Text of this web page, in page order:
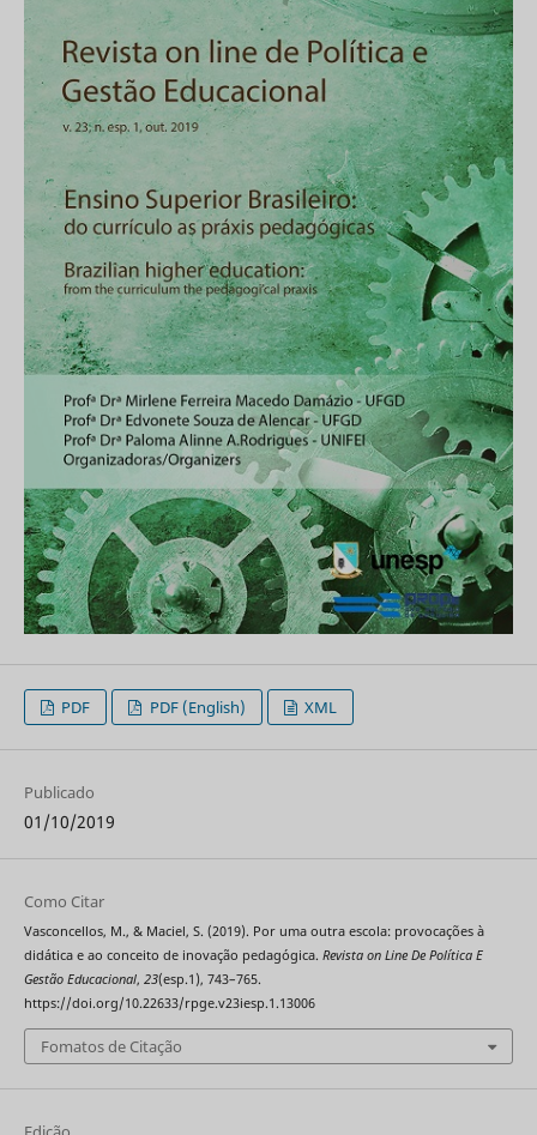
PDF PDF (English) XML
Publicado
01/10/2019
Como Citar
Vasconcellos, M., & Maciel, S. (2019). Por uma outra escola: provocações à
didática e ao conceito de inovação pedagógica. Revista on Line De Política E
Gestão Educacional, 23(esp.1), 743–765.
https://doi.org/10.22633/rpge.v23iesp.1.13006
Fomatos de Citação